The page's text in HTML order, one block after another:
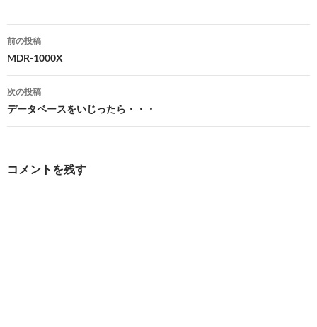
投
稿
ナ
ビ
ゲ
前の投稿
MDR-1000X
次の投稿
データベースをいじったら・・・
コメントを残す